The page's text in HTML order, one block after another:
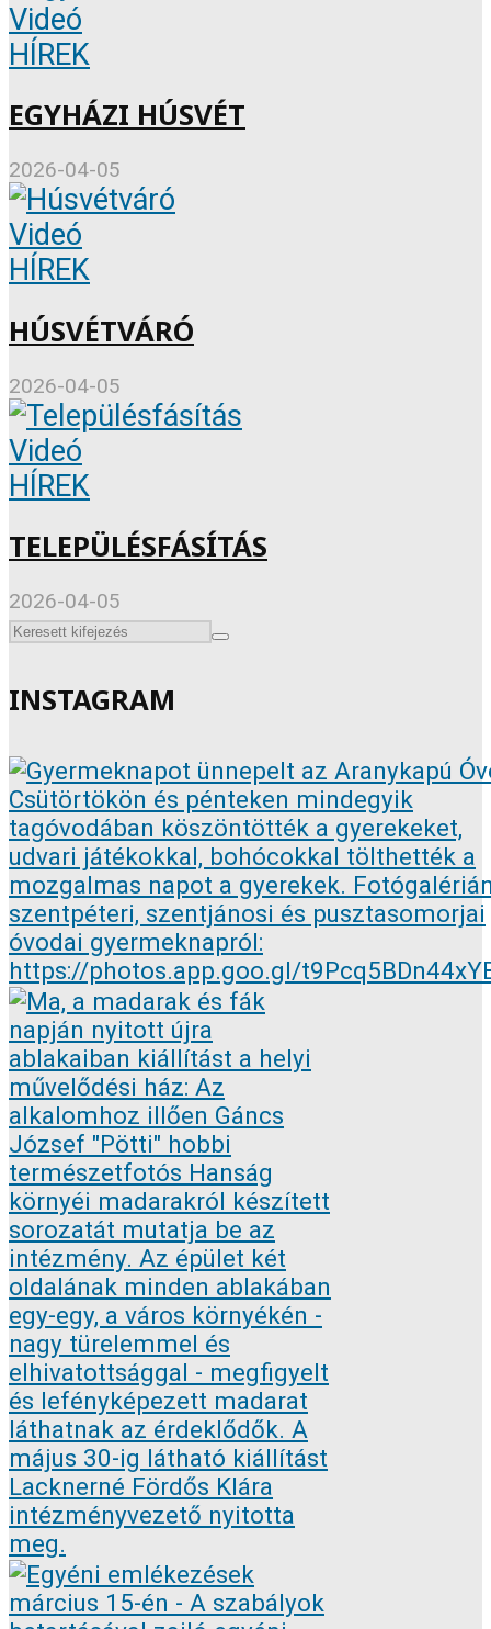
Videó
HÍREK
EGYHÁZI HÚSVÉT
2026-04-05
Videó
HÍREK
HÚSVÉTVÁRÓ
2026-04-05
Videó
HÍREK
TELEPÜLÉSFÁSÍTÁS
2026-04-05
INSTAGRAM